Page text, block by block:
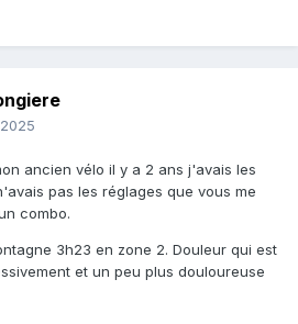
ancien vélo il y a 2 ans j'avais les
pas les réglages que vous me
combo.
3h23 en zone 2. Douleur qui est
et un peu plus douloureuse